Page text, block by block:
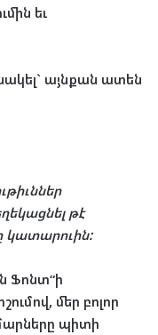
եւ
` այնքան ատեն
թէ
կատարուին:
Ֆոնտ“ի
, մեր բոլոր
պիտի